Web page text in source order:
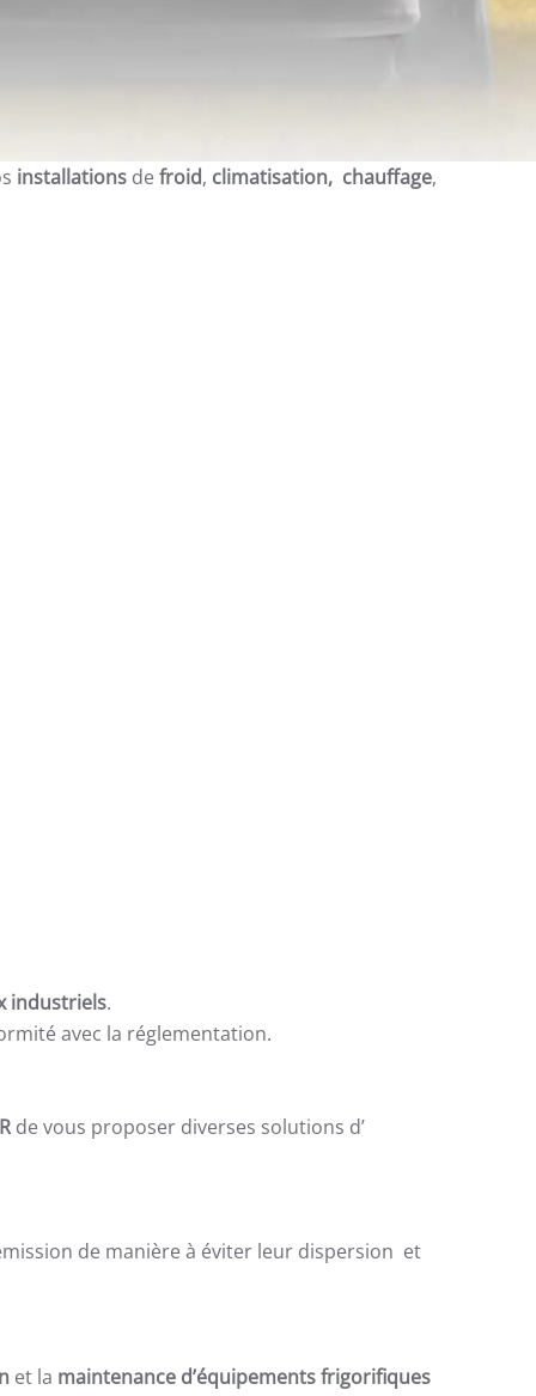
installations de froid, climatisation, chauffage,
industriels.
avec la réglementation.
de vous proposer diverses solutions d’
de manière à éviter leur dispersion et
et la maintenance d’équipements frigorifiques